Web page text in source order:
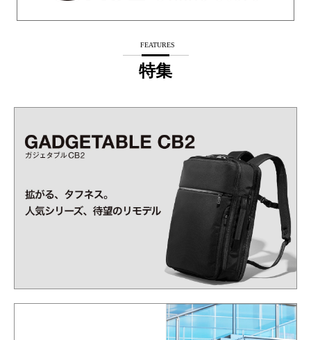
FEATURES
特集